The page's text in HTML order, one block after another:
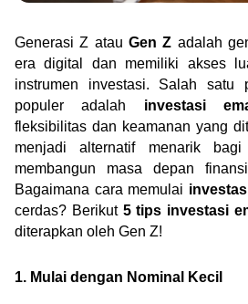
Profile
Tata Kelola
Generasi Z atau Gen Z adalah
era digital dan memiliki akses
instrumen investasi. Salah satu
populer adalah investasi
fleksibilitas dan keamanan yang
menjadi alternatif menarik
membangun masa depan
Bagaimana cara memulai
cerdas? Berikut 5 tips investasi
diterapkan oleh Gen Z!
1. Mulai dengan Nominal Kecil